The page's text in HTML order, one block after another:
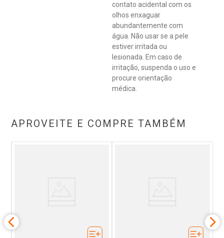
contato acidental com os
olhos enxaguar
abundantemente com
água. Não usar se a pele
estiver irritada ou
lesionada. Em caso de
irritação, suspenda o uso e
procure orientação
médica.
APROVEITE E COMPRE TAMBÉM